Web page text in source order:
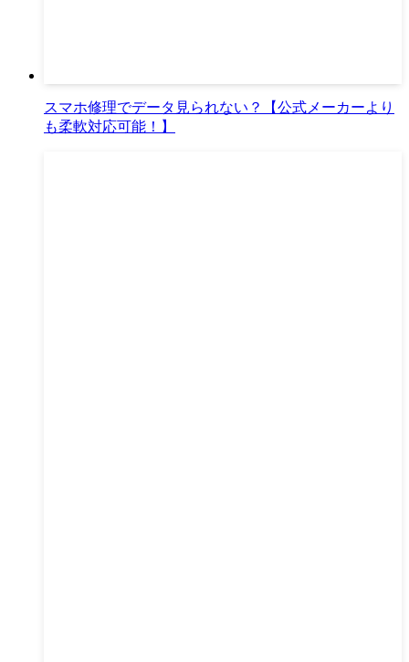
スマホ修理でデータ見られない？【公式メーカーより
も柔軟対応可能！】